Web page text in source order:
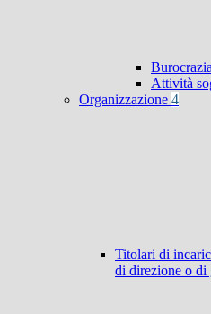
Attività
Organizzazione 4
Titolari di
di direzione o di